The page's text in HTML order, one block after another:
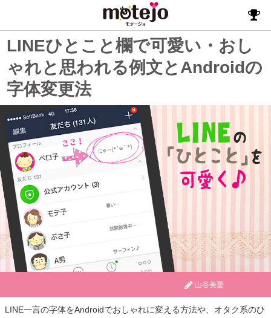
LINEひとこと欄で可愛い・おし
ゃれと思われる例文とAndroidの
字体変更法
山谷美憂
LINE一言の字体をAndroidでおしゃれに変える方法や、オタク系のひ